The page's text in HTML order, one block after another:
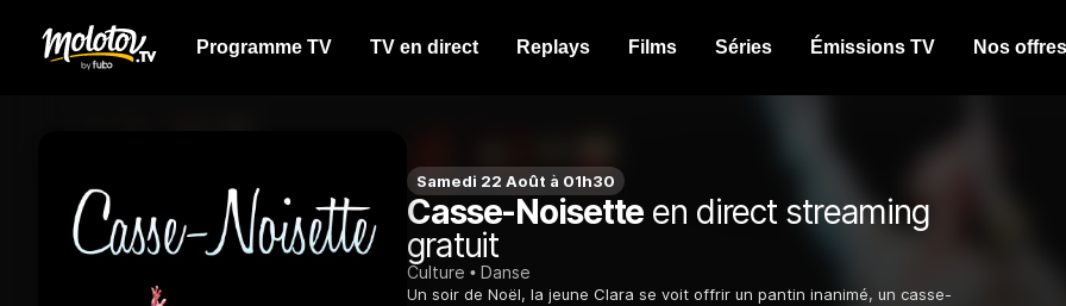
Programme TV TV en direct Replays Films Séries Émissions TV Nos offres
Samedi 22 Août à 01h30
Casse-Noisette en direct streaming
gratuit
Culture Danse
Un soir de Noël, la jeune Clara se voit offrir un pantin inanimé, un casse-